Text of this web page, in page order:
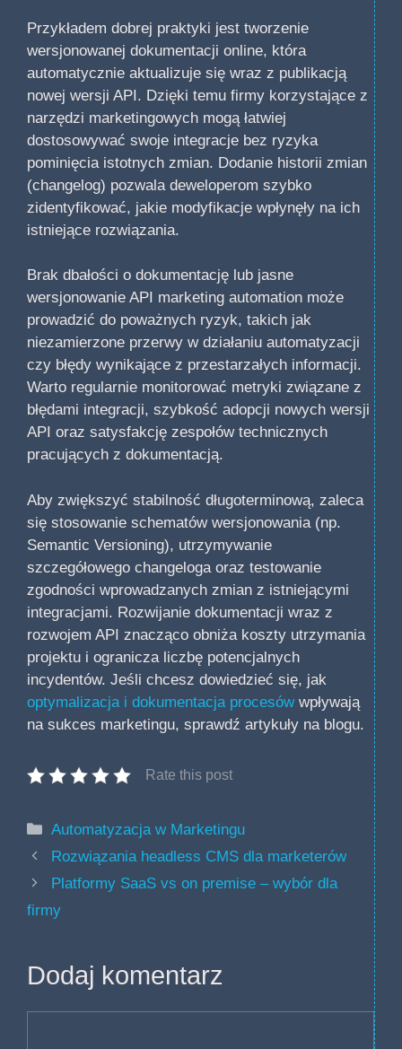
Przykładem dobrej praktyki jest tworzenie
wersjonowanej dokumentacji online, która
automatycznie aktualizuje się wraz z publikacją
nowej wersji API. Dzięki temu firmy korzystające z
narzędzi marketingowych mogą łatwiej
dostosowywać swoje integracje bez ryzyka
pominięcia istotnych zmian. Dodanie historii zmian
(changelog) pozwala deweloperom szybko
zidentyfikować, jakie modyfikacje wpłynęły na ich
istniejące rozwiązania.
Brak dbałości o dokumentację lub jasne
wersjonowanie API marketing automation może
prowadzić do poważnych ryzyk, takich jak
niezamierzone przerwy w działaniu automatyzacji
czy błędy wynikające z przestarzałych informacji.
Warto regularnie monitorować metryki związane z
błędami integracji, szybkość adopcji nowych wersji
API oraz satysfakcję zespołów technicznych
pracujących z dokumentacją.
Aby zwiększyć stabilność długoterminową, zaleca
się stosowanie schematów wersjonowania (np.
Semantic Versioning), utrzymywanie
szczegółowego changeloga oraz testowanie
zgodności wprowadzanych zmian z istniejącymi
integracjami. Rozwijanie dokumentacji wraz z
rozwojem API znacząco obniża koszty utrzymania
projektu i ogranicza liczbę potencjalnych
incydentów. Jeśli chcesz dowiedzieć się, jak
optymalizacja i dokumentacja procesów wpływają
na sukces marketingu, sprawdź artykuły na blogu.
Rate this post
Kategorie
Automatyzacja w Marketingu
Rozwiązania headless CMS dla marketerów
Platformy SaaS vs on premise – wybór dla
firmy
Dodaj komentarz